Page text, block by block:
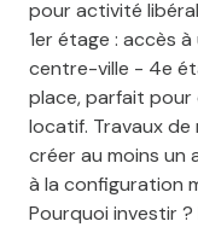
pour activité
1er étage : accès
centre-ville - 4e
place, parfait pour
locatif. Travaux
créer au moins un
à la configuration
Pourquoi investir